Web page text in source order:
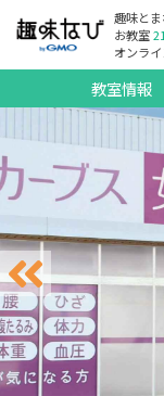
趣味と
お教室
オンラ
教室情報